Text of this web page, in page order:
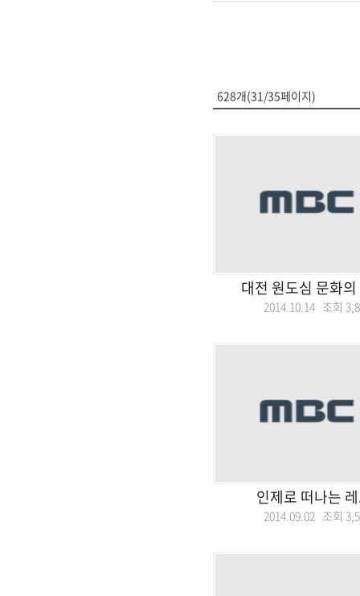
628개(31/35페이지)
대전 원도심 문화
2014.10.14 조회
인제로 떠나는
2014.09.02 조회